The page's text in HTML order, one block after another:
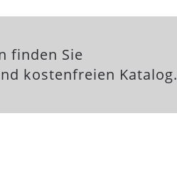
finden Sie
kostenfreien Katalog.